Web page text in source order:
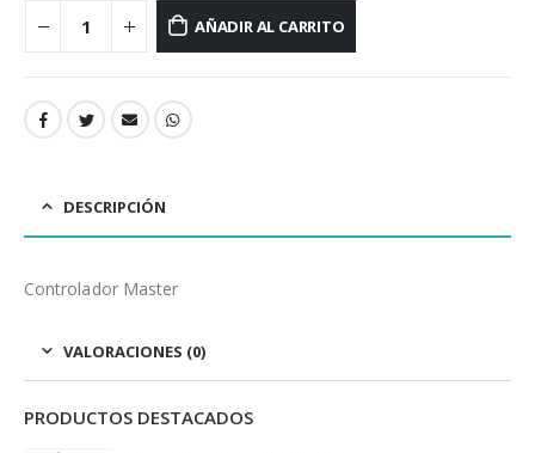
AÑADIR AL CARRITO
DESCRIPCIÓN
Controlador Master
VALORACIONES (0)
PRODUCTOS DESTACADOS